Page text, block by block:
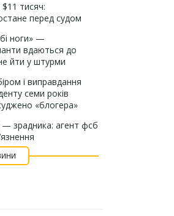
тисяч:
перед судом
ноги» —
вдаються до
йти у штурми
і виправдання
семи років
«блогера»
зрадника: агент фсб